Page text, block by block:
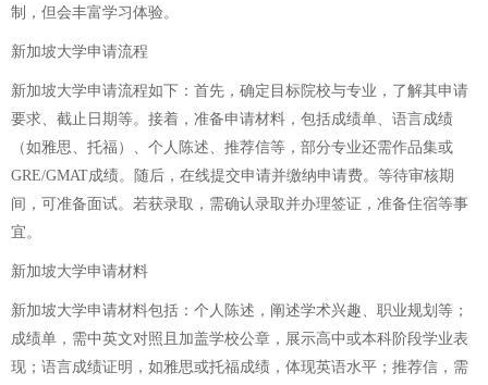
制，但会丰富学习体验。
新加坡大学申请流程
新加坡大学申请流程如下：首先，确定目标院校与专业，了解其申请
要求、截止日期等。接着，准备申请材料，包括成绩单、语言成绩
（如雅思、托福）、个人陈述、推荐信等，部分专业还需作品集或
GRE/GMAT成绩。随后，在线提交申请并缴纳申请费。等待审核期
间，可准备面试。若获录取，需确认录取并办理签证，准备住宿等事
宜。
新加坡大学申请材料
新加坡大学申请材料包括：个人陈述，阐述学术兴趣、职业规划等；
成绩单，需中英文对照且加盖学校公章，展示高中或本科阶段学业表
现；语言成绩证明，如雅思或托福成绩，体现英语水平；推荐信，需